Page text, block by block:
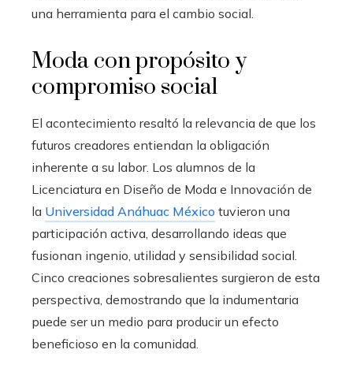
una herramienta para el cambio social.
Moda con propósito y
compromiso social
El acontecimiento resaltó la relevancia de que los
futuros creadores entiendan la obligación
inherente a su labor. Los alumnos de la
Licenciatura en Diseño de Moda e Innovación de
la Universidad Anáhuac México tuvieron una
participación activa, desarrollando ideas que
fusionan ingenio, utilidad y sensibilidad social.
Cinco creaciones sobresalientes surgieron de esta
perspectiva, demostrando que la indumentaria
puede ser un medio para producir un efecto
beneficioso en la comunidad.